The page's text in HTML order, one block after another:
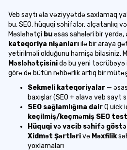
Veb saytı əla vəziyyətdə saxlamaq
bu, SEO, hüquqi səhifələr, əlçatanlıq
Məsləhətçi buəsas sahələri bir yerdə,
kateqoriya nişanlarıilə bir araya
yetirilməli olduğunu həmişə biləsiniz.
Məsləhətçisinidə bu yeni təcrübəyə
görə də bütün rəhbərlik artıq bir
Sekmeli kateqoriyalar —
baxışlar (SEO + əlavə veb sayt
SEO sağlamlığına dairQ uick
keçilmiş/keçməmiş SEO
Hüquqi və vacib səhifə
Xidmət Şərtlərivə Məxfilik
yoxlamaları